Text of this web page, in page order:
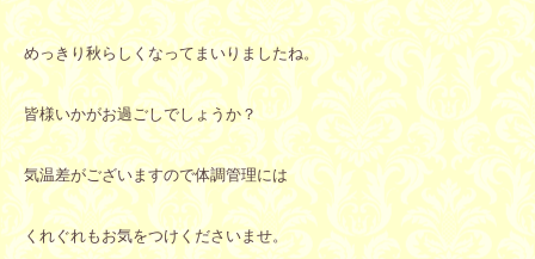
めっきり秋らしくなってまいりましたね。
皆様いかがお過ごしでしょうか？
気温差がございますので体調管理には
くれぐれもお気をつけくださいませ。